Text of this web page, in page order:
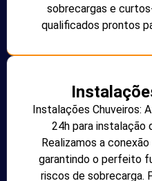
sobrecargas e
qualificados prontos
Instalações Chuveiros:
24h para instalação
Realizamos a
garantindo o perfeito
riscos de sobrecarga.